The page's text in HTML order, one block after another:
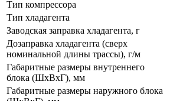
Тип компрессора
Тип хладагента
Заводская заправка хладагента, г
Дозаправка хладагента (сверх
номинальной длины трассы), г/м
Габаритные размеры внутреннего
блока (ШxВxГ), мм
Габаритные размеры наружного блока